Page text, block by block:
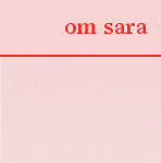
om sara